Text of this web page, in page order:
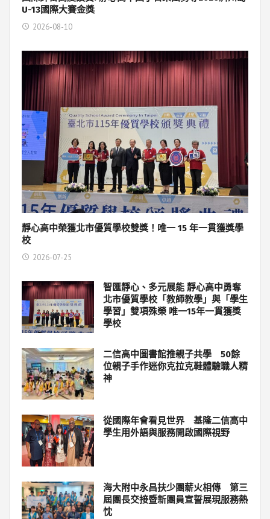
U-13國際大賽金獎
2026-08-10
靜心高中榮獲北市優質學校雙獎！唯一 15 年一貫獲獎學
校
2026-07-25
智匯靜心、多元展能 靜心高中勇奪
北市優質學校「教師教學」與「學生
學習」雙項殊榮 唯一15年一貫獲獎
學校
二信高中圖書館推親子共學 50餘
位親子手作迷你克拉克鞋體驗職人精
神
從國際年會看見世界 基隆二信高中
學生用外語與服務開啟國際視野
海大附中永昌扶少團薪火相傳 第三
屆團長交接暨新團員宣誓展現服務熱
忱